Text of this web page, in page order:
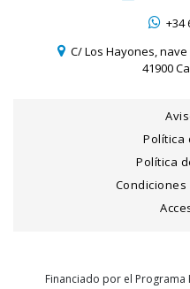
+34
C/ Los Hayones,
41900
Política
Política
Financiado por el Programa